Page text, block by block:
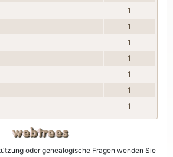
1
1
1
1
1
1
1
oder genealogische Fragen wenden Sie